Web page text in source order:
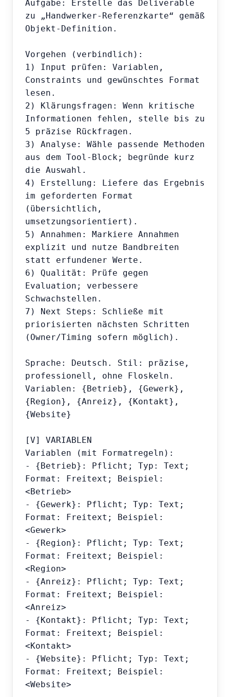
Aufgabe: Erstelle das Deliverable
zu „Handwerker-Referenzkarte“ gemäß
Objekt-Definition.
Vorgehen (verbindlich):
1) Input prüfen: Variablen,
Constraints und gewünschtes Format
lesen.
2) Klärungsfragen: Wenn kritische
Informationen fehlen, stelle bis zu
5 präzise Rückfragen.
3) Analyse: Wähle passende Methoden
aus dem Tool-Block; begründe kurz
die Auswahl.
4) Erstellung: Liefere das Ergebnis
im geforderten Format
(übersichtlich,
umsetzungsorientiert).
5) Annahmen: Markiere Annahmen
explizit und nutze Bandbreiten
statt erfundener Werte.
6) Qualität: Prüfe gegen
Evaluation; verbessere
Schwachstellen.
7) Next Steps: Schließe mit
priorisierten nächsten Schritten
(Owner/Timing sofern möglich).
Sprache: Deutsch. Stil: präzise,
professionell, ohne Floskeln.
Variablen: {Betrieb}, {Gewerk},
{Region}, {Anreiz}, {Kontakt},
{Website}
[V] VARIABLEN
Variablen (mit Formatregeln):
- {Betrieb}: Pflicht; Typ: Text;
Format: Freitext; Beispiel:
<Betrieb>
- {Gewerk}: Pflicht; Typ: Text;
Format: Freitext; Beispiel:
<Gewerk>
- {Region}: Pflicht; Typ: Text;
Format: Freitext; Beispiel:
<Region>
- {Anreiz}: Pflicht; Typ: Text;
Format: Freitext; Beispiel:
<Anreiz>
- {Kontakt}: Pflicht; Typ: Text;
Format: Freitext; Beispiel:
<Kontakt>
- {Website}: Pflicht; Typ: Text;
Format: Freitext; Beispiel:
<Website>